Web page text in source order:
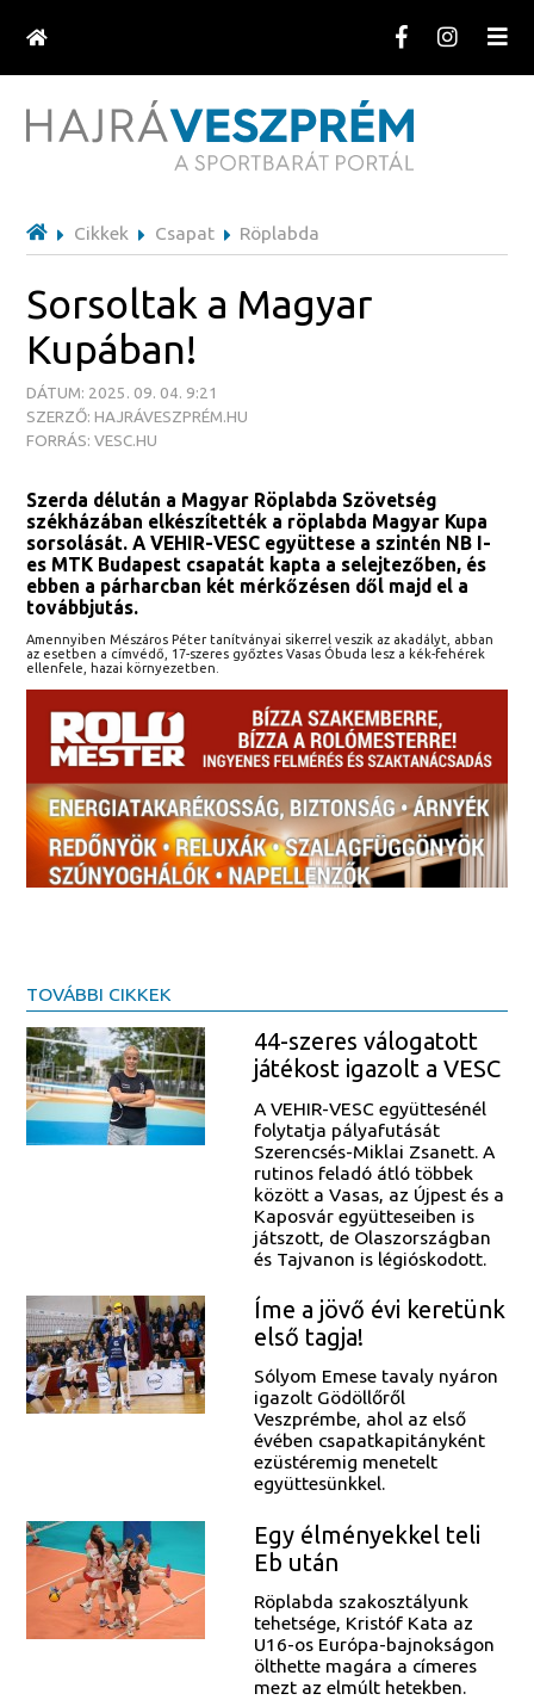
Cikkek Csapat Röplabda
Sorsoltak a Magyar
Kupában!
DÁTUM: 2025. 09. 04. 9:21
SZERZŐ: HAJRÁVESZPRÉM.HU
FORRÁS: VESC.HU
Szerda délután a Magyar Röplabda Szövetség
székházában elkészítették a röplabda Magyar Kupa
sorsolását. A VEHIR-VESC együttese a szintén NB I-
es MTK Budapest csapatát kapta a selejtezőben, és
ebben a párharcban két mérkőzésen dől majd el a
továbbjutás.
Amennyiben Mészáros Péter tanítványai sikerrel veszik az akadályt, abban
az esetben a címvédő, 17-szeres győztes Vasas Óbuda lesz a kék-fehérek
ellenfele, hazai környezetben.
TOVÁBBI CIKKEK
44-szeres válogatott
játékost igazolt a VESC
A VEHIR-VESC együttesénél
folytatja pályafutását
Szerencsés-Miklai Zsanett. A
rutinos feladó átló többek
között a Vasas, az Újpest és a
Kaposvár együtteseiben is
játszott, de Olaszországban
és Tajvanon is légióskodott.
Íme a jövő évi keretünk
első tagja!
Sólyom Emese tavaly nyáron
igazolt Gödöllőről
Veszprémbe, ahol az első
évében csapatkapitányként
ezüstéremig menetelt
együttesünkkel.
Egy élményekkel teli
Eb után
Röplabda szakosztályunk
tehetsége, Kristóf Kata az
U16-os Európa-bajnokságon
ölthette magára a címeres
mezt az elmúlt hetekben.